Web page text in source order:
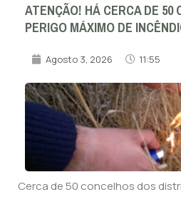
ATENÇÃO! HÁ CERCA DE 50
PERIGO MÁXIMO DE
Agosto 3, 2026 11:55
Cerca de 50 concelhos dos